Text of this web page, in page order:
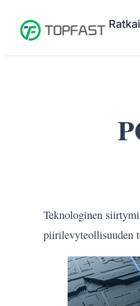
Teknologinen
piirilevyteollisuuden